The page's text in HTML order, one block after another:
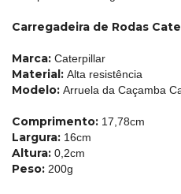
Carregadeira de Rodas
Marca: Caterpillar
Material: Alta resistência
Modelo: Arruela da Caçamba
Comprimento: 17,78cm
Largura: 16cm
Altura: 0,2cm
Peso: 200g